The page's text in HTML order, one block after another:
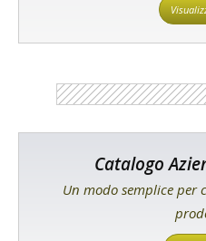
Catalogo
Un modo semplice per